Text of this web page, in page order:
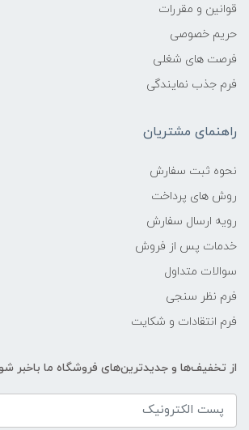
قوانین و مقررات
حریم خصوصی
فرصت های شغلی
فرم جذب نمایندگی
راهنمای مشتریان
نحوه ثبت سفارش
روش های پرداخت
رویه ارسال سفارش
خدمات پس از فروش
سوالات متداول
فرم نظر سنجی
فرم انتقادات و شکایت
از تخفیف‌ها و جدیدترین‌های فروشگاه ما باخبر